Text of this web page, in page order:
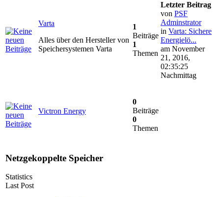
Varta
Alles über den Hersteller von
Speichersystemen Varta
1
Beiträge
1
Themen
Letzter Beitrag
von PSF
Adminstrator
in Varta: Sichere
Energielö...
am November
21, 2016,
02:35:25
Nachmittag
Victron Energy
0
Beiträge
0
Themen
Netzgekoppelte Speicher
Statistics
Last Post